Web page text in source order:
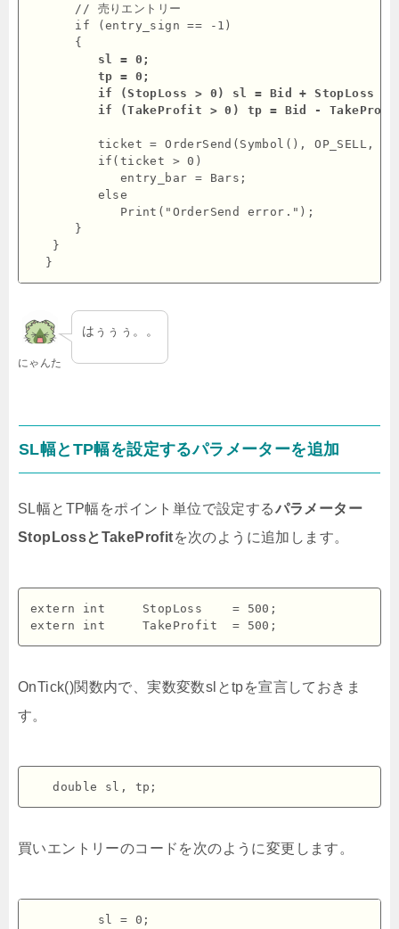
      // 売りエントリー
      if (entry_sign == -1)
      {
         sl = 0;
         tp = 0;
if (StopLoss > 0) sl = Bid + StopLoss *
if (TakeProfit > 0) tp = Bid -
ticket = OrderSend(Symbol(), OP_SELL,
         if(ticket > 0)
            entry_bar = Bars;
         else
            Print("OrderSend error.");
      }
   }
にゃんた
はぅぅぅ。。
SL幅とTP幅を設定するパラメーターを追加
SL幅とTP幅をポイント単位で設定するパラメーター
StopLossとTakeProfitを次のように追加します。
extern int     StopLoss    = 500;
OnTick()関数内で、実数変数slとtpを宣言しておきま
す。
買いエントリーのコードを次のように変更します。
         sl = 0;